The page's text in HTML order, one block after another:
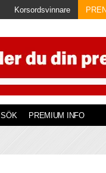
Korsordsvinnare
SÖK PREMIUM INFO